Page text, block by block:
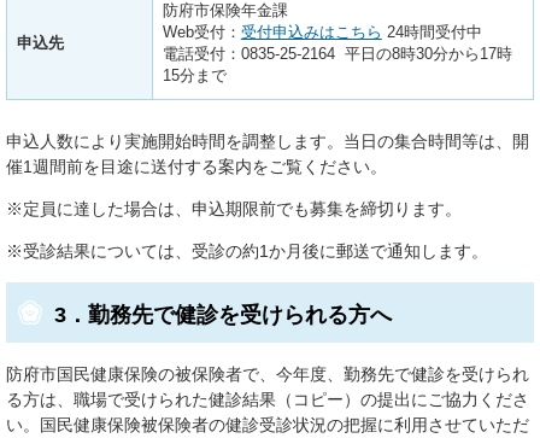
申込先
防府市保険年金課
Web受付： 受付申込みはこちら 24時間受付中
電話受付：0835-25-2164 平日の8時30分から17時
15分まで
申込人数により実施開始時間を調整します。当日の集合時間等は、開
催1週間前を目途に送付する案内をご覧ください。
※定員に達した場合は、申込期限前でも募集を締切ります。
※受診結果については、受診の約1か月後に郵送で通知します。
3．勤務先で健診を受けられる方へ
防府市国民健康保険の被保険者で、今年度、勤務先で健診を受けられ
る方は、職場で受けられた健診結果（コピー）の提出にご協力くださ
い。国民健康保険被保険者の健診受診状況の把握に利用させていただ